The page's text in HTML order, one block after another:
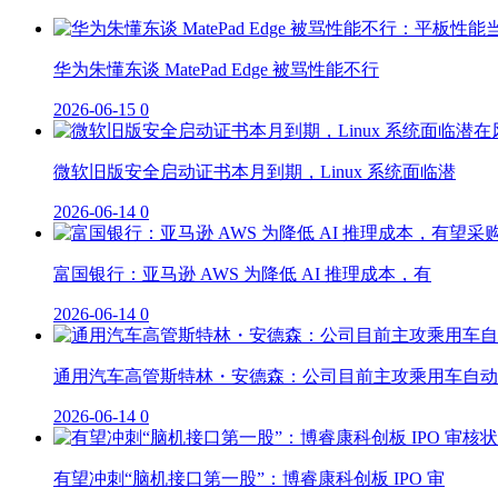
华为朱懂东谈 MatePad Edge 被骂性能不行
2026-06-15 0
微软旧版安全启动证书本月到期，Linux 系统面临潜
2026-06-14 0
富国银行：亚马逊 AWS 为降低 AI 推理成本，有
2026-06-14 0
通用汽车高管斯特林・安德森：公司目前主攻乘用车自
2026-06-14 0
有望冲刺“脑机接口第一股”：博睿康科创板 IPO 审